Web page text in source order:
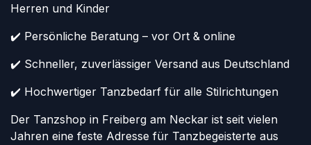
Herren und Kinder
✔️ Persönliche Beratung – vor Ort & online
✔️ Schneller, zuverlässiger Versand aus Deutschland
✔️ Hochwertiger Tanzbedarf für alle Stilrichtungen
Der Tanzshop in Freiberg am Neckar ist seit vielen
Jahren eine feste Adresse für Tanzbegeisterte aus